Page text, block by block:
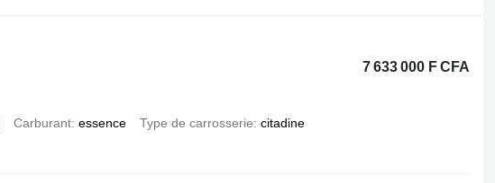
7 633 000 F CFA
Carburant essence Type de carrosserie citadine